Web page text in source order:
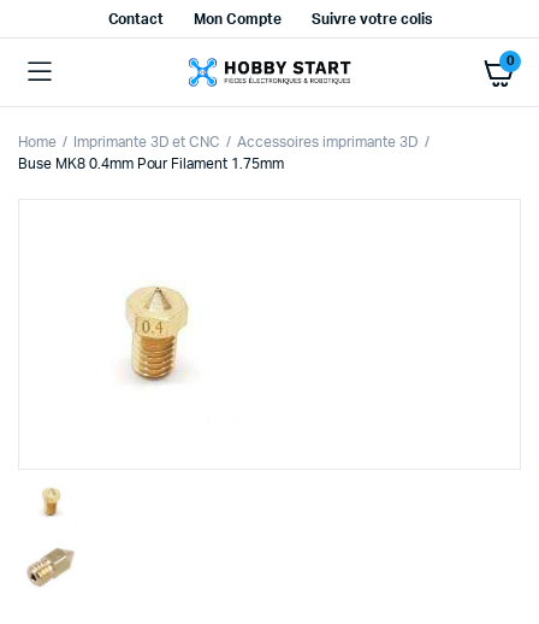
Contact Mon Compte Suivre votre colis
0
Home Imprimante 3D et CNC
Accessoires imprimante 3D
Buse MK8 0.4mm Pour Filament 1.75mm